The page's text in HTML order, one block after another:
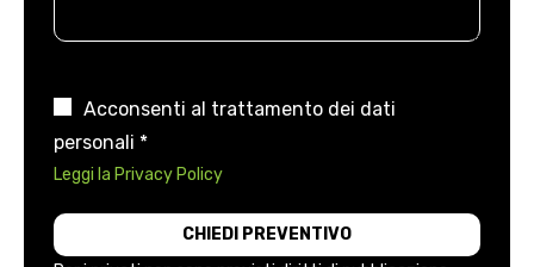
Acconsenti al trattamento dei dati
personali *
Leggi la Privacy Policy